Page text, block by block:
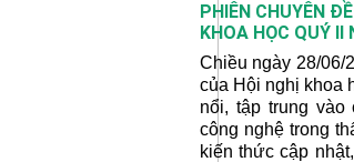
PHIÊN CHUYÊN
KHOA HỌC QUÝ II
Chiều ngày 28/06/
của Hội nghị khoa
nổi, tập trung vào
công nghệ trong
kiến thức cập